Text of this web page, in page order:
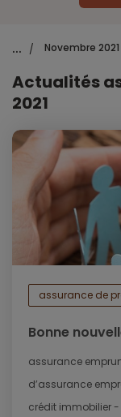
... / Novembre 2021
Actualités
2021
assurance de
Bonne
assurance
d’assurance
crédit immobilier -